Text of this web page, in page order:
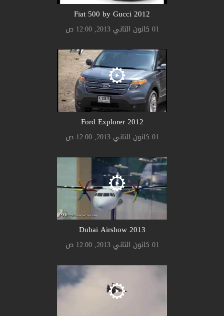
2012 Fiat 500 by Gucci
01 كانون الثاني 2013, 12:00 ص
2012 Ford Explorer
01 كانون الثاني 2013, 12:00 ص
2013 Dubai Airshow
01 كانون الثاني 2013, 12:00 ص